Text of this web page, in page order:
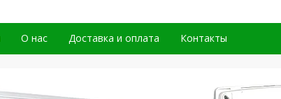
О нас Доставка и оплата Контакты